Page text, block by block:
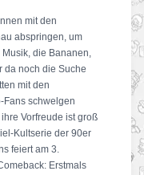
mit den
abspringen, um
die Bananen,
noch die Suche
mit den
Fans schwelgen
Vorfreude ist groß
Kultserie der 90er
feiert am 3.
Erstmals